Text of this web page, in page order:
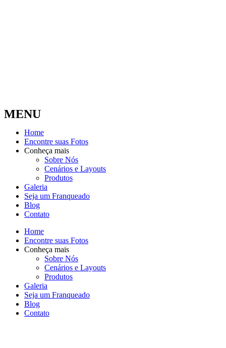
MENU
Home
Encontre suas Fotos
Conheça mais
Sobre Nós
Cenários e Layouts
Produtos
Galeria
Seja um Franqueado
Blog
Contato
Home
Encontre suas Fotos
Conheça mais
Sobre Nós
Cenários e Layouts
Produtos
Galeria
Seja um Franqueado
Blog
Contato